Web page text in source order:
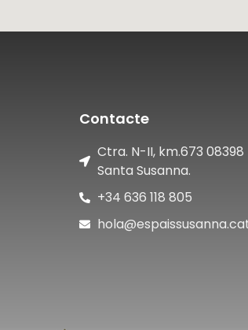
Contacte
Ctra. N-II, km.673 08398
Santa Susanna.
+34 636 118 805